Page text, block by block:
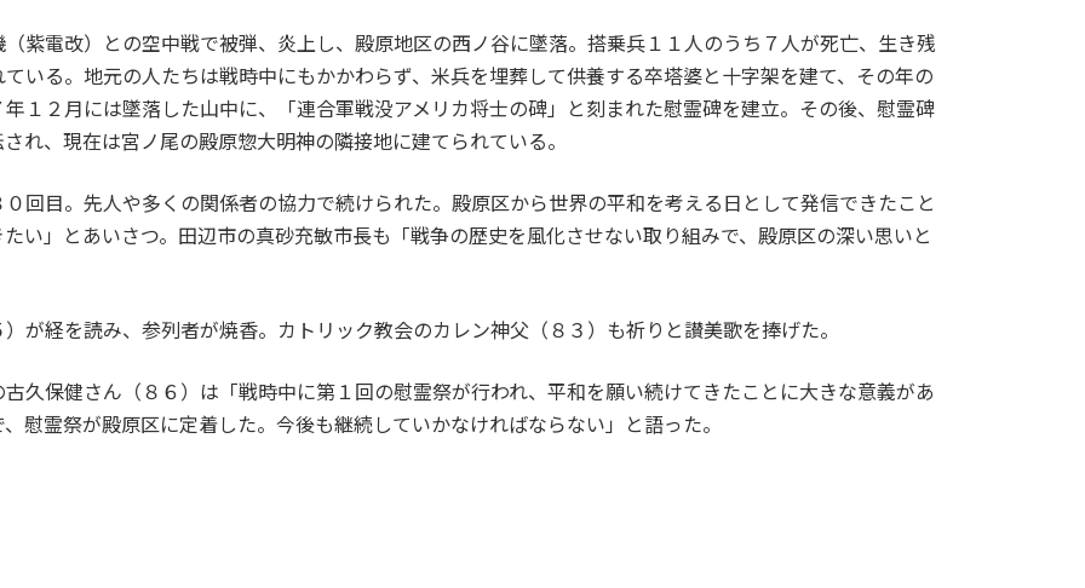
電改）との空中戦で被弾、炎上し、殿原地区の西ノ谷に墜落。搭乗兵１１人のうち７人が死亡、生き残
いる。地元の人たちは戦時中にもかかわらず、米兵を埋葬して供養する卒塔婆と十字架を建て、その年の
１２月には墜落した山中に、「連合軍戦没アメリカ将士の碑」と刻まれた慰霊碑を建立。その後、慰霊碑
れ、現在は宮ノ尾の殿原惣大明神の隣接地に建てられている。
目。先人や多くの関係者の協力で続けられた。殿原区から世界の平和を考える日として発信できたこと
い」とあいさつ。田辺市の真砂充敏市長も「戦争の歴史を風化させない取り組みで、殿原区の深い思いと
経を読み、参列者が焼香。カトリック教会のカレン神父（８３）も祈りと讃美歌を捧げた。
保健さん（８６）は「戦時中に第１回の慰霊祭が行われ、平和を願い続けてきたことに大きな意義があ
慰霊祭が殿原区に定着した。今後も継続していかなければならない」と語った。